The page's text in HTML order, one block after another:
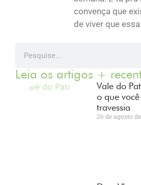
convença que
de viver que
Leia os artigos +
Vale do
o que
travessia
26 de agosto